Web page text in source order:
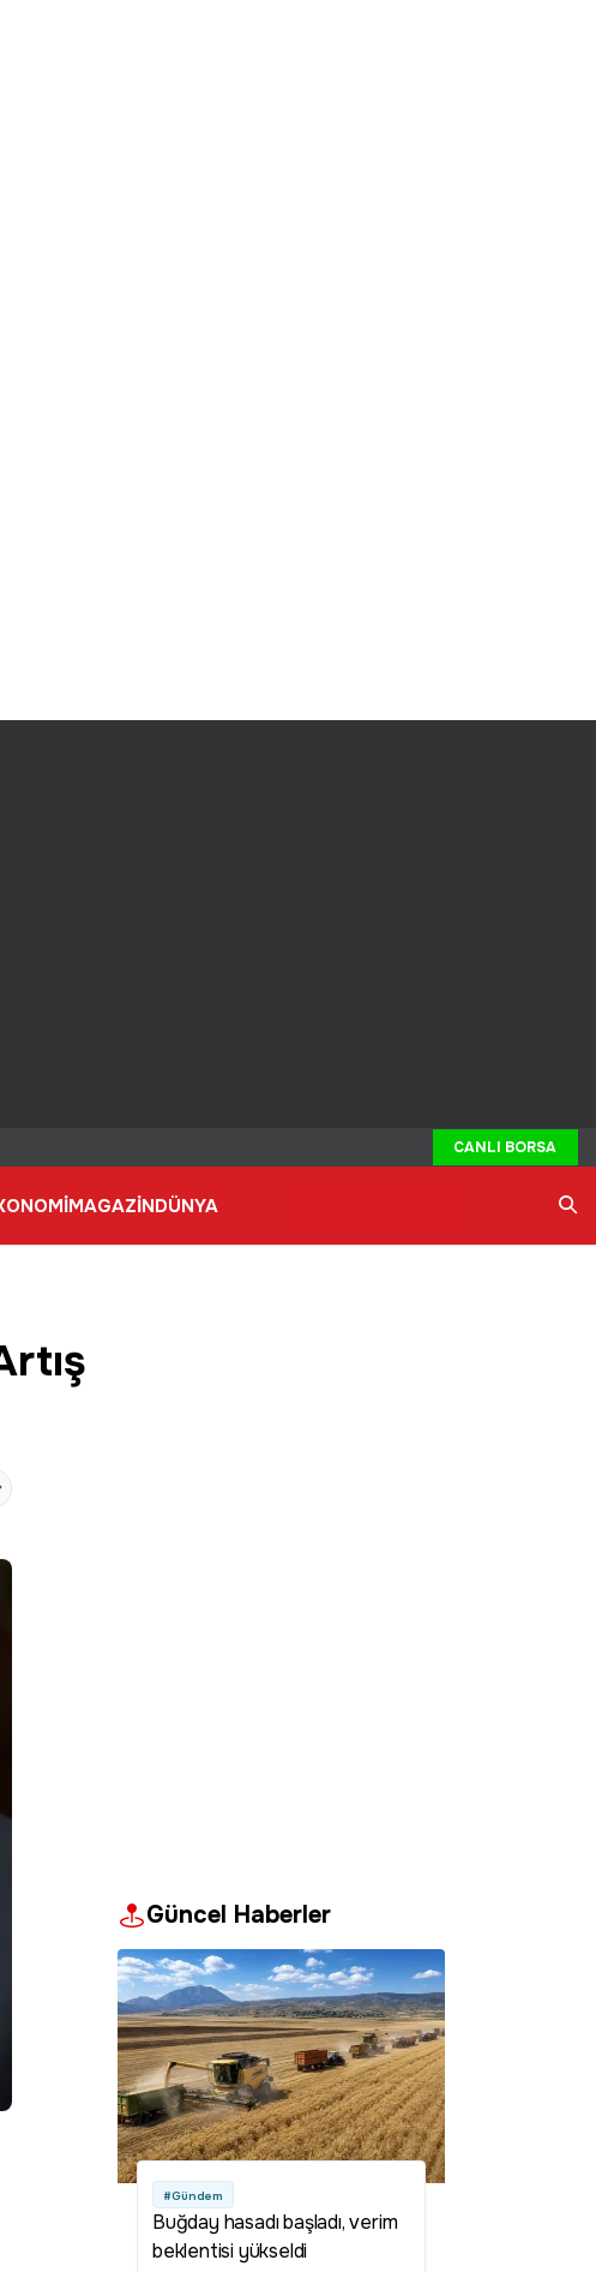
CANLI BORSA
MAGAZİNDÜNYA
Güncel Haberler
#Gündem
Buğday hasadı başladı, verim
beklentisi yükseldi